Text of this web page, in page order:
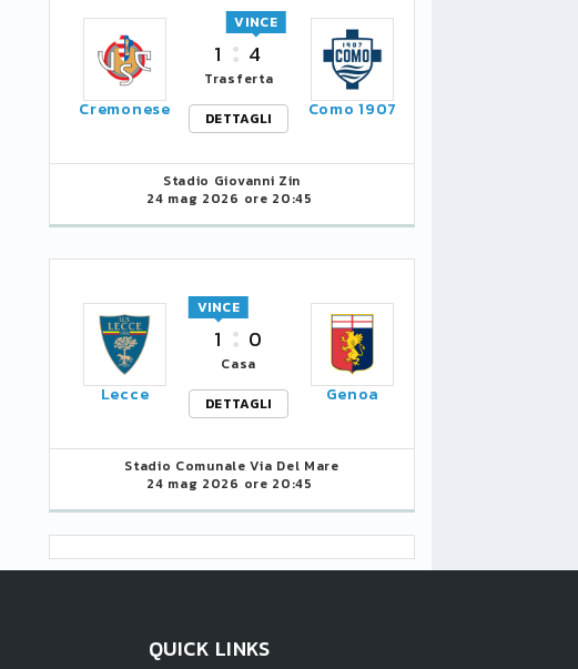
Cremonese
1 4
VINCE
Trasferta
DETTAGLI
Como 1907
Stadio Giovanni Zin
24 mag 2026 ore 20:45
Lecce
1
VINCE
0
Casa
DETTAGLI
Genoa
Stadio Comunale Via Del Mare
24 mag 2026 ore 20:45
QUICK LINKS